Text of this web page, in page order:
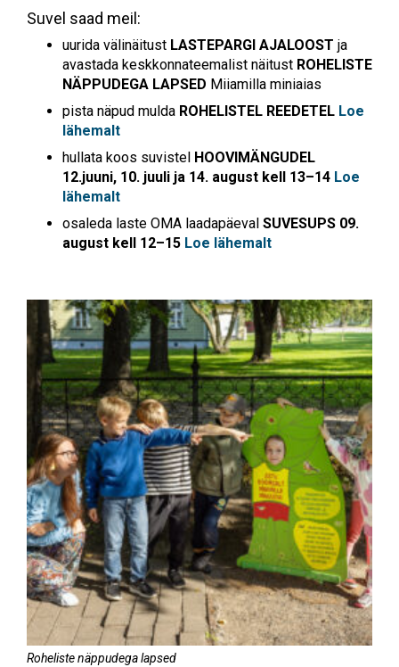
Suvel saad meil:
uurida välinäitust LASTEPARGI AJALOOST ja
avastada keskkonnateemalist näitust ROHELISTE
NÄPPUDEGA LAPSED Miiamilla miniaias
pista näpud mulda ROHELISTEL REEDETEL Loe
lähemalt
hullata koos suvistel HOOVIMÄNGUDEL
12.juuni, 10. juuli ja 14. august kell 13–14 Loe
lähemalt
osaleda laste OMA laadapäeval SUVESUPS 09.
august kell 12–15 Loe lähemalt
Roheliste näppudega lapsed